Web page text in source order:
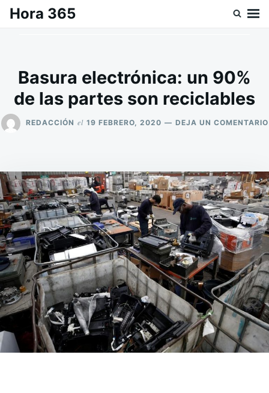
SaltarBuscar:
Hora 365
Basura electrónica: un 90%
de las partes son reciclables
REDACCIÓN el 19 FEBRERO, 2020 DEJA UN COMENTARIO